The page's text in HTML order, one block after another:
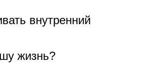
внутренний
жизнь?